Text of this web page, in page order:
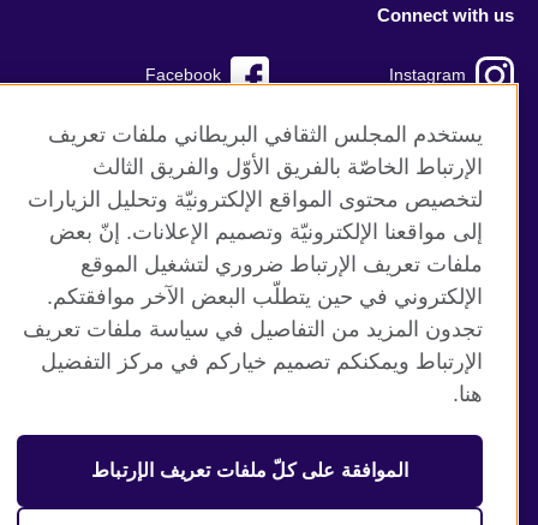
Connect with us
Facebook Instagram
TikTok Twitter
Youtube
موقع المجلس الثقافي البريطاني العالمي
الخصوصية وشروط الاستخدام
ملفات تعريف الإرتباط
خارطة الموقع
منظمة المملكة المتحدة الدولية للعلاقات الثقافية والفرص
يستخدم المجلس الثقافي البريطاني ملفات تعريف
الإرتباط الخاصّة بالفريق الأوّل والفريق الثالث
لتخصيص محتوى المواقع الإلكترونيّة وتحليل الزيارات
إلى مواقعنا الإلكترونيّة وتصميم الإعلانات. إنّ بعض
ملفات تعريف الإرتباط ضروري لتشغيل الموقع
الإلكتروني في حين يتطلّب البعض الآخر موافقتكم.
تجدون المزيد من التفاصيل في سياسة ملفات تعريف
الإرتباط ويمكنكم تصميم خياركم في مركز التفضيل
هنا.
الموافقة على كلّ ملفات تعريف الإرتباط